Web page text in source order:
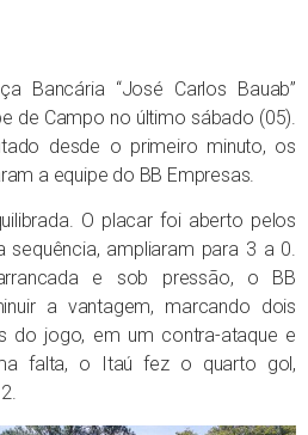
Bancária “José Carlos Bauab”
de Campo no último sábado (05).
desde o primeiro minuto, os
a equipe do BB Empresas.
O placar foi aberto pelos
sequência, ampliaram para 3 a 0.
e sob pressão, o BB
a vantagem, marcando dois
do jogo, em um contra-ataque e
falta, o Itaú fez o quarto gol,